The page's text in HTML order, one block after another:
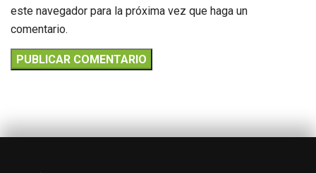
este navegador para la próxima vez que haga un
comentario.